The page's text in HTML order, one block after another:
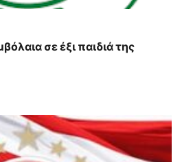
σε έξι παιδιά της